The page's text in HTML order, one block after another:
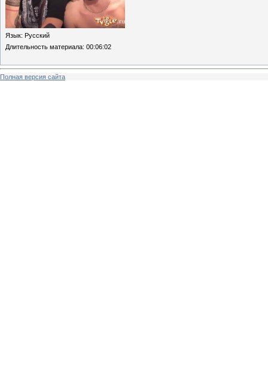
Язык: Русский
Длительность материала: 00:06:02
Полная версия сайта